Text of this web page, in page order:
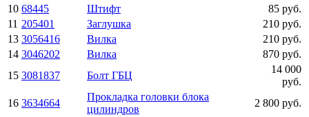
10 68445 Штифт
85 руб.
11 205401 Заглушка
210 руб.
13 3056416 Вилка
210 руб.
14 3046202 Вилка
870 руб.
15 3081837 Болт ГБЦ
14 000
руб.
16 3634664
Прокладка головки блока
цилиндров
2 800 руб.